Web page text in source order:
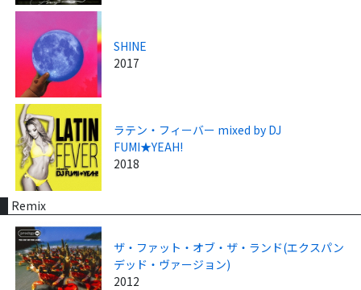
SHINE
2017
ラテン・フィーバー mixed by DJ
FUMI★YEAH!
2018
Remix
ザ・ファット・オブ・ザ・ランド(エクスパン
デッド・ヴァージョン)
2012